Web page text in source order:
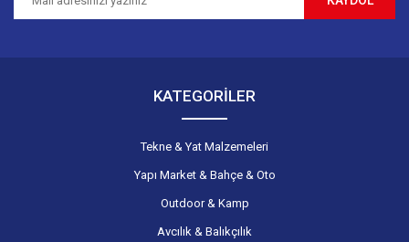
Gönder
KATEGORİLER
Tekne & Yat Malzemeleri
Yapı Market & Bahçe & Oto
Outdoor & Kamp
Avcılık & Balıkçılık